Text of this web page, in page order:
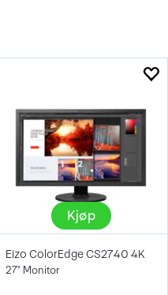
Kjøp
Eizo ColorEdge CS2740 4K
27" Monitor